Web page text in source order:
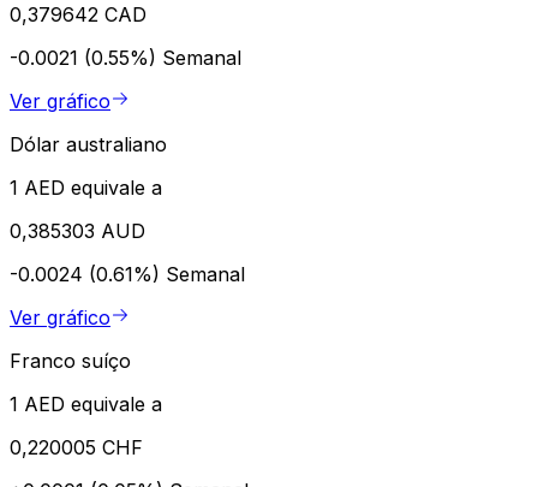
0,379642 CAD
-0.0021 (0.55%) Semanal
Ver gráfico
Dólar australiano
1 AED equivale a
0,385303 AUD
-0.0024 (0.61%) Semanal
Ver gráfico
Franco suíço
1 AED equivale a
0,220005 CHF